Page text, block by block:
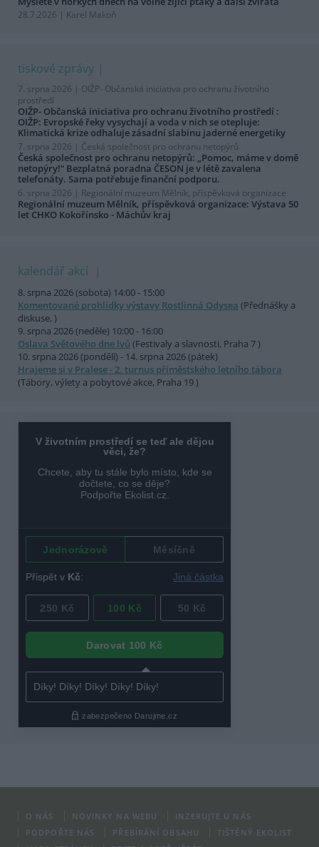
28.7.2026 | Karel Makoň
tiskové zprávy
7. srpna 2026 | OIŽP- Občanská iniciativa pro ochranu životního
prostředí
OIŽP- Občanská iniciativa pro ochranu životního prostředí :
OIŽP: Evropské řeky vysychají a voda v nich se otepluje:
Klimatická krize odhaluje zásadní slabinu jaderné energetiky
7. srpna 2026 | Česká společnost pro ochranu netopýrů
Česká společnost pro ochranu netopýrů: „Pomoc, máme v domě
netopýry!“ Bezplatná poradna ČESON je v létě zavalena
telefonáty. Sama potřebuje finanční podporu.
6. srpna 2026 | Regionální muzeum Mělník, příspěvková organizace
Regionální muzeum Mělník, příspěvková organizace: Výstava 50
let CHKO Kokořínsko - Máchův kraj
kalendář akcí
8. srpna 2026 (sobota) 14:00 - 15:00
Komentované prohlídky výstavy Rostlinná Odysea (Přednášky a
diskuse, )
9. srpna 2026 (neděle) 10:00 - 16:00
Oslava Světového dne lvů (Festivaly a slavnosti, Praha 7 )
10. srpna 2026 (pondělí) - 14. srpna 2026 (pátek)
Hrajeme si v Pralese - 2. turnus příměstského letního tábora
(Tábory, výlety a pobytové akce, Praha 19 )
O NÁS NOVINKY NA WEBU
INZERUJTE U NÁS
PODPOŘTE NÁS
PŘEBÍRÁNÍ OBSAHU
TIŠTĚNÝ EKOLIST